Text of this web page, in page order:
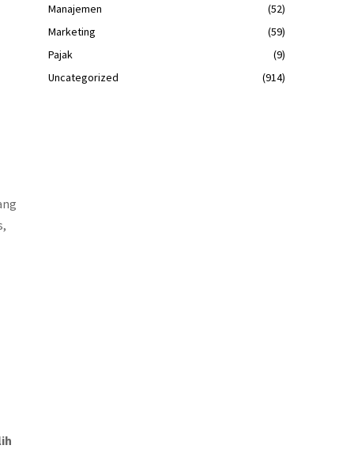
Manajemen
(52)
Marketing
(59)
Pajak
(9)
Uncategorized
(914)